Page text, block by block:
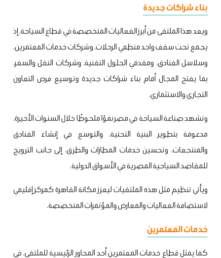
بناء شراكات جديدة
ويعد هذا الملتقى من أبرز الفعاليات المتخصصة في قطاع السياحة، إذ
يجمع تحت سقف واحد منظمي الرحلات، وشركات خدمات المعتمرين،
وسلاسل الفنادق، ومقدمي الحلول التقنية، وشركات النقل والسفر،
بما يفتح المجال أمام بناء شراكات جديدة وتوسيع فرص التعاون
التجاري والاستثماري.
وتشهد صناعة السياحة في مصر نموًا ملحوظًا خلال السنوات الأخيرة،
مدعومة بتطوير البنية التحتية، والتوسع في إنشاء الفنادق
والمنتجعات، وتحسين خدمات المطارات والطرق، إلى جانب الترويج
للمقاصد السياحية المصرية في الأسواق الدولية.
ويأتي تنظيم مثل هذه الملتقيات ليعزز مكانة القاهرة كمركز إقليمي
لاستضافة الفعاليات والمعارض والمؤتمرات المتخصصة.
خدمات المعتمرين
كما يمثل قطاع خدمات المعتمرين أحد المحاور الرئيسية للملتقى، في